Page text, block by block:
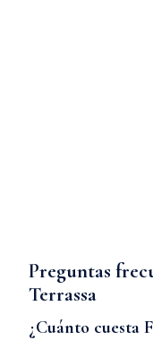
Preguntas
Terrassa
¿Cuánto cuesta